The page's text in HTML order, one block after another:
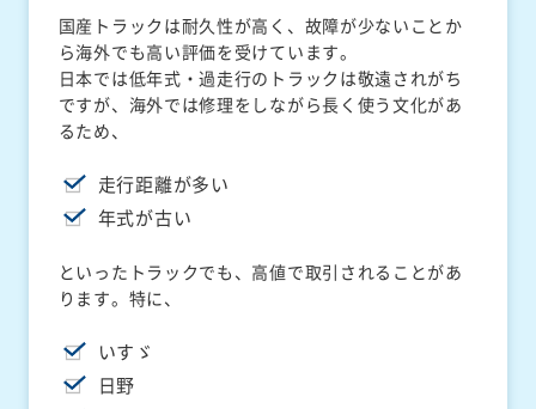
国産トラックは耐久性が高く、故障が少ないことか
ら海外でも高い評価を受けています。
日本では低年式・過走行のトラックは敬遠されがち
ですが、海外では修理をしながら長く使う文化があ
るため、
走行距離が多い
年式が古い
といったトラックでも、高値で取引されることがあ
ります。特に、
いすゞ
日野